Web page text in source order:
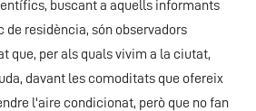
buscant a aquells informants
de residència, són observadors
que, per als quals vivim a la ciutat,
davant les comoditats que ofereix
l'aire condicionat, però que no fan